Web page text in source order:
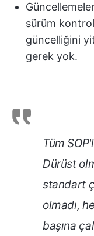
sürüm
güncelliğini
gerek yok.
Tüm
Dürüst
standart
olmadı,
başına